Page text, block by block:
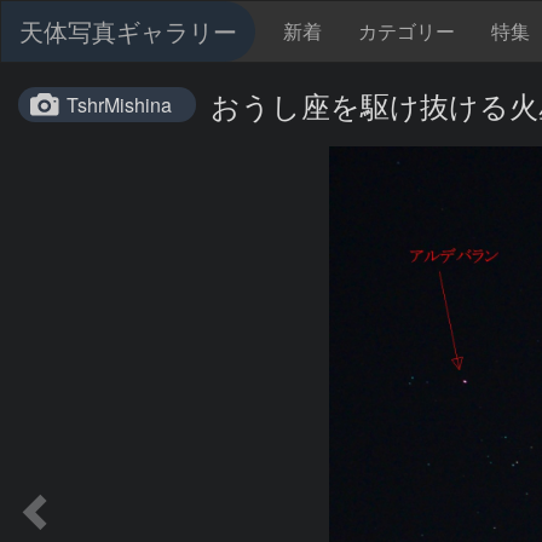
天体写真ギャラリー 新着 カテゴリー 特集
TshrMishina おうし座を駆け抜ける